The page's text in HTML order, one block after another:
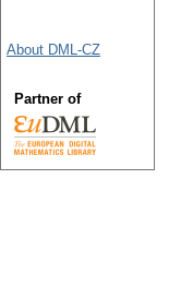
About DML-CZ
Partner of